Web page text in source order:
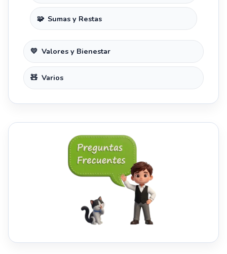
Sumas y Restas
Valores y Bienestar
Varios